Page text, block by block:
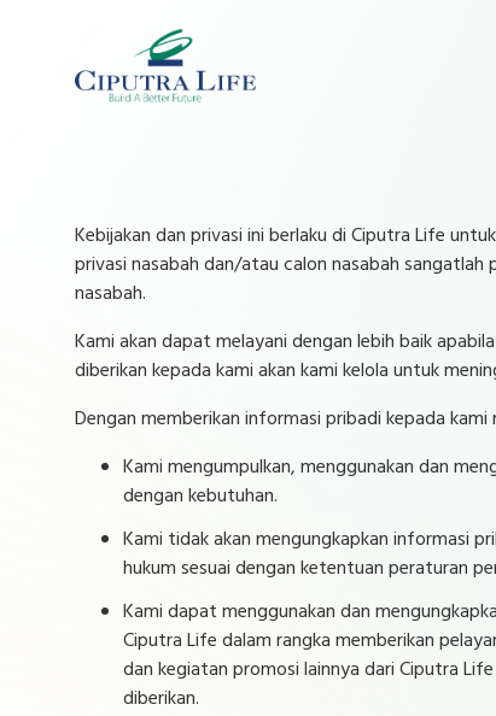
Kebijakan dan privasi ini berlaku di Ciputra Life
privasi nasabah dan/atau calon nasabah
nasabah.
Kami akan dapat melayani dengan lebih baik
diberikan kepada kami akan kami kelola untuk
Dengan memberikan informasi pribadi kepada
Kami mengumpulkan, menggunakan dan
dengan kebutuhan.
Kami tidak akan mengungkapkan informasi
hukum sesuai dengan ketentuan peraturan
Kami dapat menggunakan dan
Ciputra Life dalam rangka memberikan
dan kegiatan promosi lainnya dari Ciputra
diberikan.